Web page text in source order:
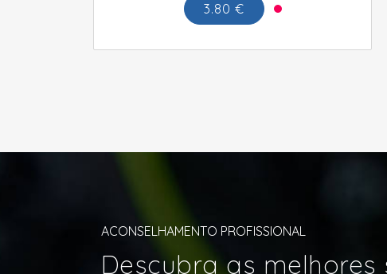
3.80 €
ACONSELHAMENTO PROFISSIONAL
Descubra as